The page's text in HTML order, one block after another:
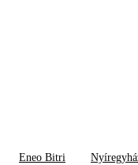
Eneo Bitri